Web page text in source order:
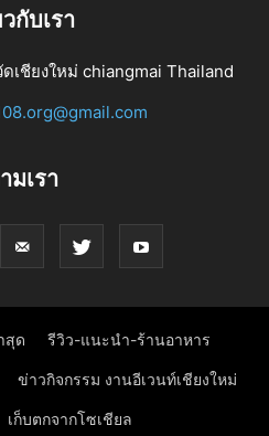
วกับเรา
เชียงใหม่ chiangmai Thailand
มเรา
สุด รีวิว-แนะนำ-ร้านอาหาร
ข่าวกิจกรรม งานอีเวนท์เชียงใหม่
เก็บตกจากโซเชียล